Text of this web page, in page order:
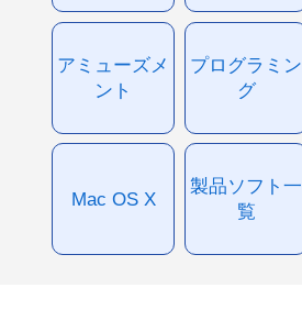
アミューズメ
ント
プログラミン
グ
Mac OS X
製品ソフト一
覧